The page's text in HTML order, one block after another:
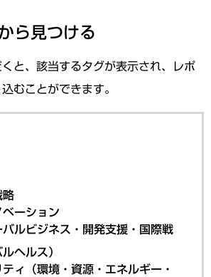
ら見つける
と、該当するタグが表示され、レポ
むことができます。
略
ーション
ルビジネス・開発支援・国際戦
ヘルス）
ィ（環境・資源・エネルギー・